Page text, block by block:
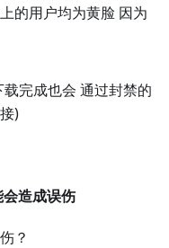
的用户均为黄脸 因为
完成也会 通过封禁的
)
造成误伤
？